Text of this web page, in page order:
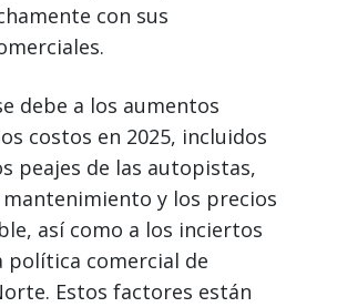
con sus
debe a los aumentos
costos en 2025, incluidos
peajes de las autopistas,
y los precios
así como a los inciertos
política comercial de
Estos factores están